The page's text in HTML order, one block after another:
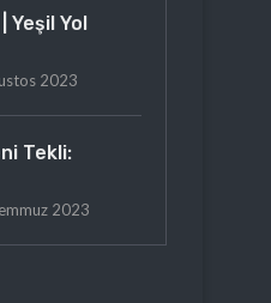
Yeşil Yol
2023
Tekli:
2023